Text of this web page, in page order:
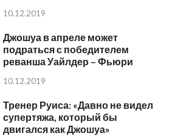
10.12.2019
Джошуа в апреле может
подраться с победителем
реванша Уайлдер – Фьюри
10.12.2019
Тренер Руиса: «Давно не видел
супертяжа, который бы
двигался как Джошуа»